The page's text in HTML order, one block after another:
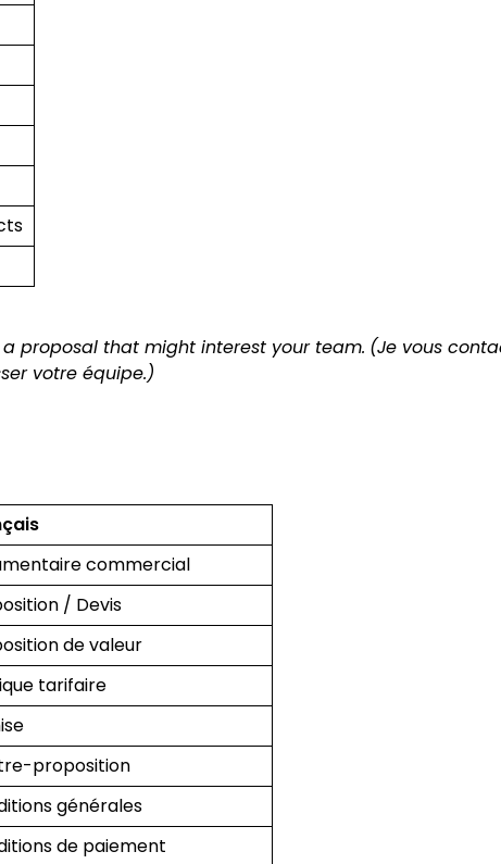
proposal that might interest your team. (Je vous
votre équipe.)
commercial
/ Devis
de valeur
tarifaire
proposition
générales
de paiement